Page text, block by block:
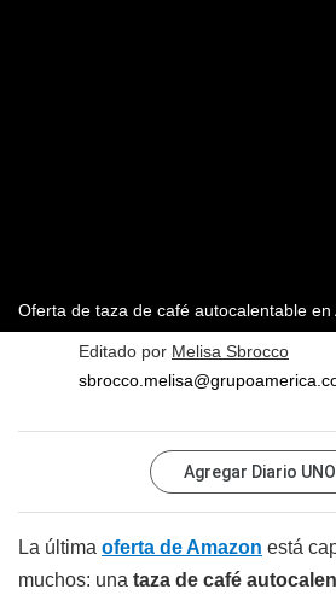
Oferta de taza de café autocalentable en
Editado por Melisa Sbrocco
Agregar Diario
La última oferta de Amazon está
muchos: una taza de café